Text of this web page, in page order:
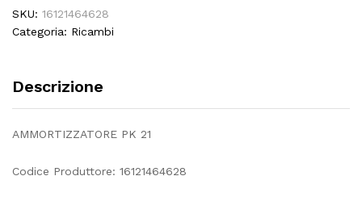
SKU: 16121464628
Categoria: Ricambi
Descrizione
AMMORTIZZATORE PK 21
Codice Produttore: 16121464628